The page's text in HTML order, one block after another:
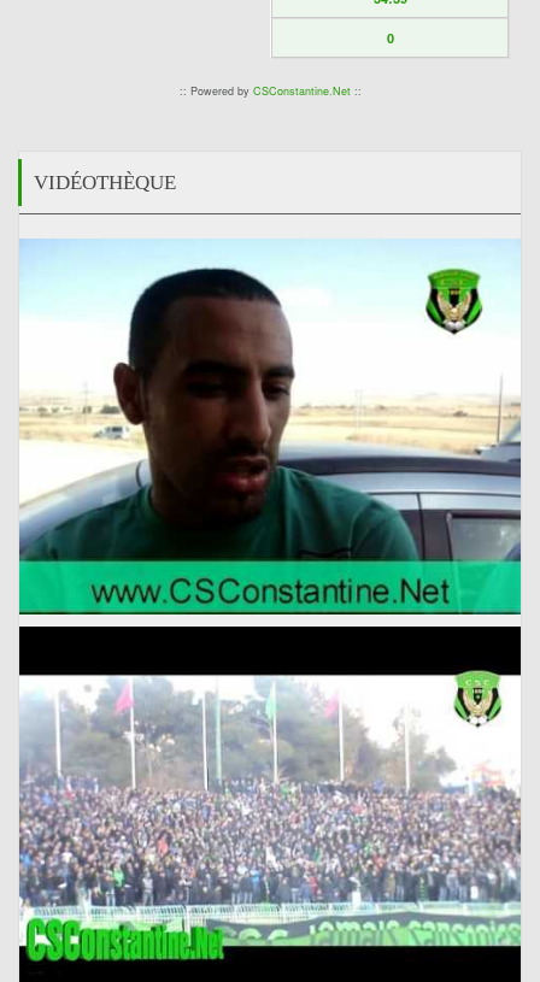
0
:: Powered by CSConstantine.Net::
VIDÉOTHÈQUE